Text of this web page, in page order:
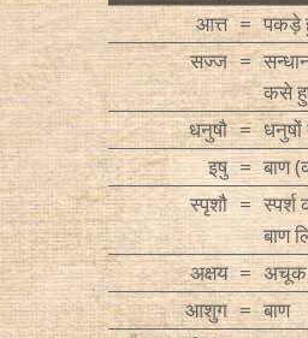
आत्त = पकड़े
सज्ज =
कसे
धनुषौ = धनुषों
इषु = बाण
स्पृशौ = स्पर्श
बाण
अक्षय =
आशुग = बाण